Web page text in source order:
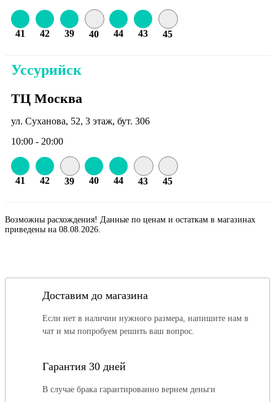
41 42 39 40 44 43 45
Уссурийск
ТЦ Москва
ул. Суханова, 52, 3 этаж, бут. 306
10:00 - 20:00
41 42 39 40 44 43 45
Возможны расхождения! Данные по ценам и остаткам в магазинах
приведены на 08.08.2026.
Доставим до магазина
Если нет в наличии нужного размера, напишите нам в
чат и мы попробуем решить ваш вопрос.
Гарантия 30 дней
В случае брака гарантированно вернем деньги